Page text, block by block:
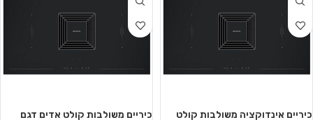
כיריים אינדוקציה משולבות קולט
כיריים משולבות קולט אדים דגם